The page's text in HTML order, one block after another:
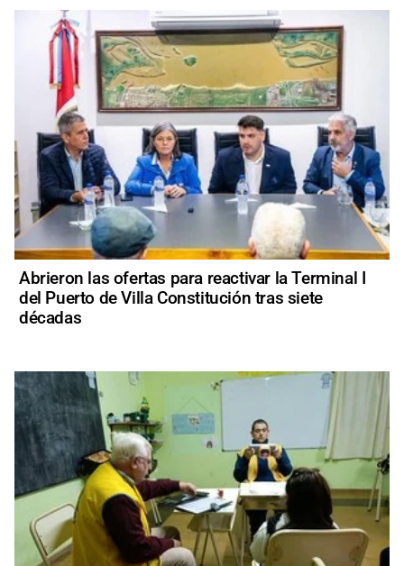
Abrieron las ofertas para reactivar la Terminal I
del Puerto de Villa Constitución tras siete
décadas